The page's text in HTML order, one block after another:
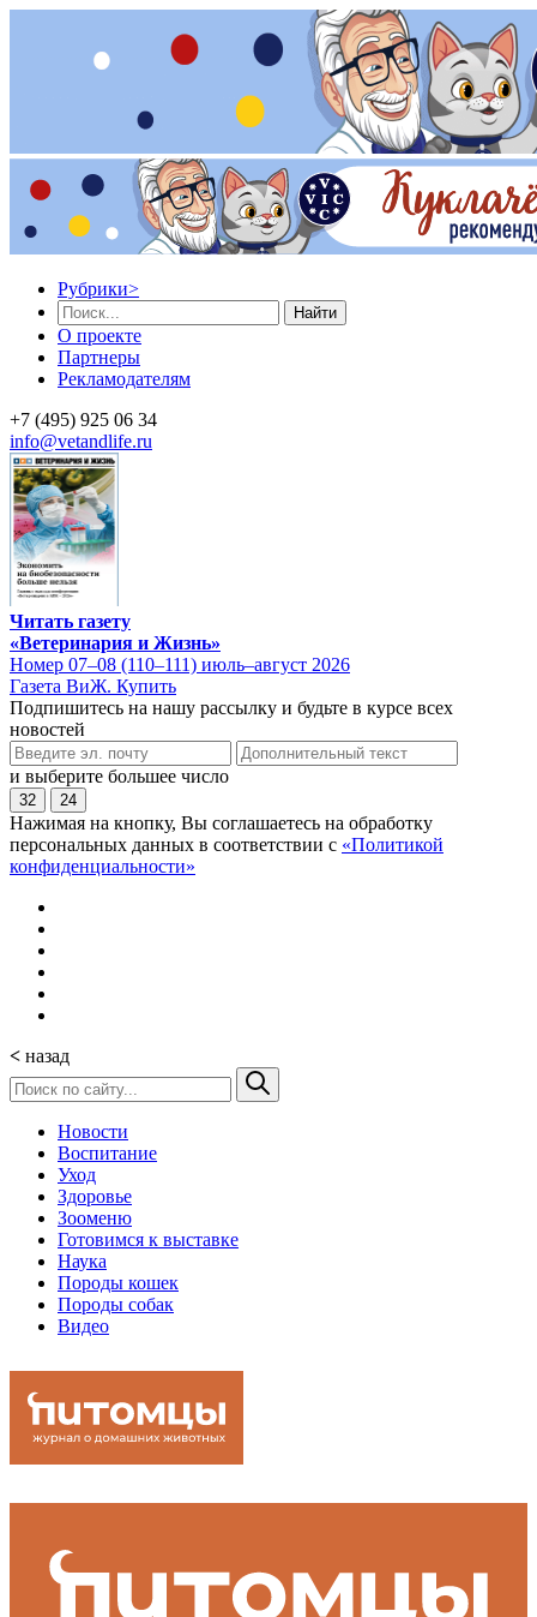
Рубрики>
Найти
О проекте
Партнеры
Рекламодателям
+7 (495) 925 06 34
info@vetandlife.ru
Читать газету
«Ветеринария и Жизнь»
Номер 07–08 (110–111) июль–август 2026
Газета ВиЖ. Купить
Подпишитесь на нашу рассылку и будьте в курсе всех
новостей
и выберите большее число
32 24
Нажимая на кнопку, Вы соглашаетесь на обработку
персональных данных в соответствии с «Политикой
конфиденциальности»
< назад
Новости
Воспитание
Уход
Здоровье
Зооменю
Готовимся к выставке
Наука
Породы кошек
Породы собак
Видео